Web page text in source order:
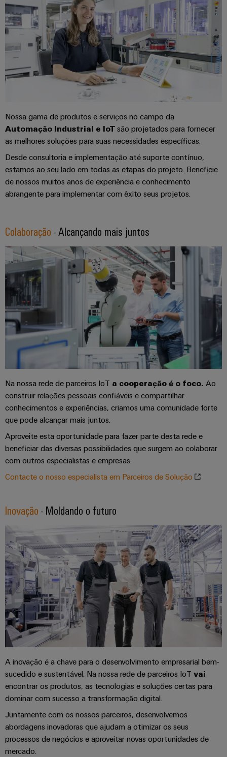
Infraestruturas
de
edifícios
Soluções
para
os
infraestruturas
de
edifícios
Construção
de
quadros
elétricos
desafios
construção
de
Soluções
para
os
vários
automação
de
máquinas
e
fábricas
Petróleo
e
gás
Garante
a
operações
com
integradas
para
o
setor
de
processos
Transmissão
e
distribuição
Estabilidade
e
segurança
redes
energéticas
modernas
Tratamento
da
água
energia
Fabricante
de
dispositivos
Conectores
e
terminais
PCB
Serviços
de
conector
Fabricante
de
Equipamentos
Originais
Automação
e
software
Comandos
Sistemas
I/O
Ethernet
industrial
Painéis
táteis
Ferramentas
engenharia
visualização
Medição
Weidmüller
Industrial
AI
Acesso
remoto
Plataforma
de
serviços
industriais
easyConnect
de
trabalho
acessórios
Ferramentas
Máquinas
automáticas
Software
Marcadores
Impressoras
industriais
Iluminação
industrial
Infraestrutura
Nossa gama de produtos e serviços no campo da
Automação Industrial e IoT são projetados para fornecer
as melhores soluções para suas necessidades específicas.
Desde consultoria e implementação até suporte contínuo,
estamos ao seu lado em todas as etapas do projeto. Beneficie
de nossos muitos anos de experiência e conhecimento
abrangente para implementar com êxito seus projetos.
Colaboração - Alcançando mais juntos
Na nossa rede de parceiros IoT a cooperação é o foco. Ao
construir relações pessoais confiáveis e compartilhar
conhecimentos e experiências, criamos uma comunidade forte
que pode alcançar mais juntos.
Aproveite esta oportunidade para fazer parte desta rede e
beneficiar das diversas possibilidades que surgem ao colaborar
com outros especialistas e empresas.
Contacte o nosso especialista em Parceiros de Solução
Inovação - Moldando o futuro
A inovação é a chave para o desenvolvimento empresarial bem-
sucedido e sustentável. Na nossa rede de parceiros IoT vai
encontrar os produtos, as tecnologias e soluções certas para
dominar com sucesso a transformação digital.
Juntamente com os nossos parceiros, desenvolvemos
abordagens inovadoras que ajudam a otimizar os seus
processos de negócios e aproveitar novas oportunidades de
mercado.